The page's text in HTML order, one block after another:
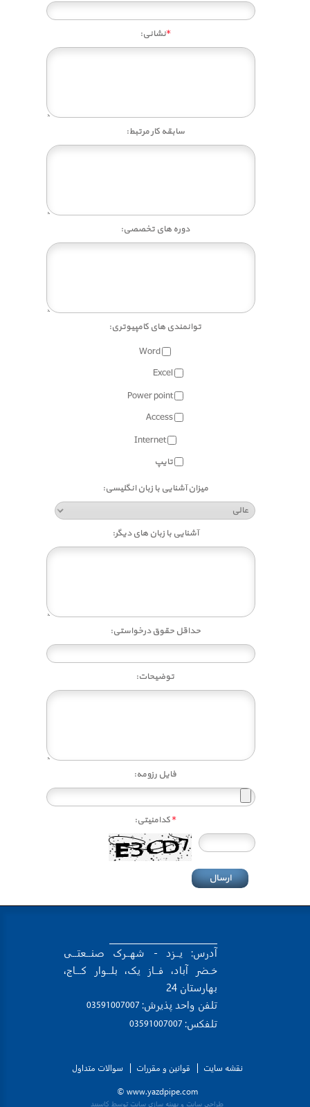
*نشانی:
سابقه کار مرتبط:
دوره های تخصصی:
توانمندی های کامپیوتری:
Power point
Access
Internet
تایپ
میزان آشنایی با زبان انگلیسی:
آشنایی با زبان های دیگر:
حداقل حقوق درخواستی:
توضیحات:
فایل رزومه:
*کدامنیتی:
آدرس: یــزد - شهــرک صنــعتــی
خـضر آباد، فــاز یک، بلــوار کـــاج،
بهارستان 24
تلفن واحد پذیرش:
تلفکس:
نقشه سایت قوانین و مقررات سوالات متداول
www.yazdpipe.com ©
طراحی سایت و بهینه سازی سایت توسط کاسپید